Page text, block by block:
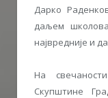
Дарко
даљем
највредније и
На
Скупштине